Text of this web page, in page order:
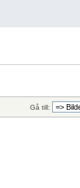
Gå till: